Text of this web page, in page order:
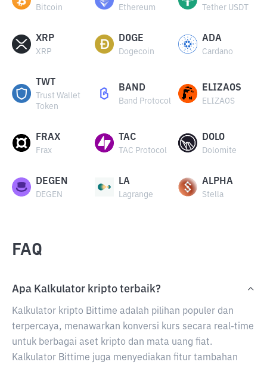
Bitcoin Ethereum Tether USDT
XRP
XRP
DOGE
Dogecoin
ADA
Cardano
TWT
Trust Wallet
Token
BAND
Band Protocol
ELIZAOS
ELIZAOS
FRAX
Frax
TAC
TAC Protocol
DOLO
Dolomite
DEGEN
DEGEN
LA
Lagrange
ALPHA
Stella
FAQ
Apa Kalkulator kripto terbaik?
Kalkulator kripto Bittime adalah pilihan populer dan
terpercaya, menawarkan konversi kurs secara real-time
untuk berbagai aset kripto dan mata uang fiat.
Kalkulator Bittime juga menyediakan fitur tambahan